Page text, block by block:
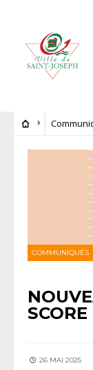
COMMUNIQUÉS
26 MAI 2025